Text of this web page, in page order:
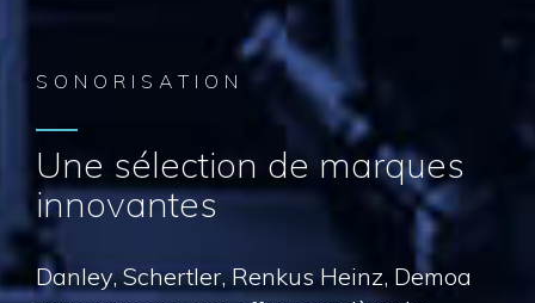
SONORISATION
Une sélection de marques
innovantes
Danley, Schertler, Renkus Heinz, Demoa